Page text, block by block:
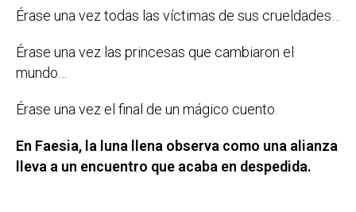
Érase una vez todas las víctimas de sus crueldades…
Érase una vez las princesas que cambiaron el
mundo…
Érase una vez el final de un mágico cuento.
En Faesia, la luna llena observa como una alianza
lleva a un encuentro que acaba en despedida.